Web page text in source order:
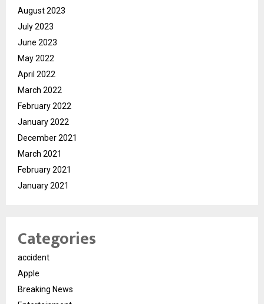
August 2023
July 2023
June 2023
May 2022
April 2022
March 2022
February 2022
January 2022
December 2021
March 2021
February 2021
January 2021
Categories
accident
Apple
Breaking News